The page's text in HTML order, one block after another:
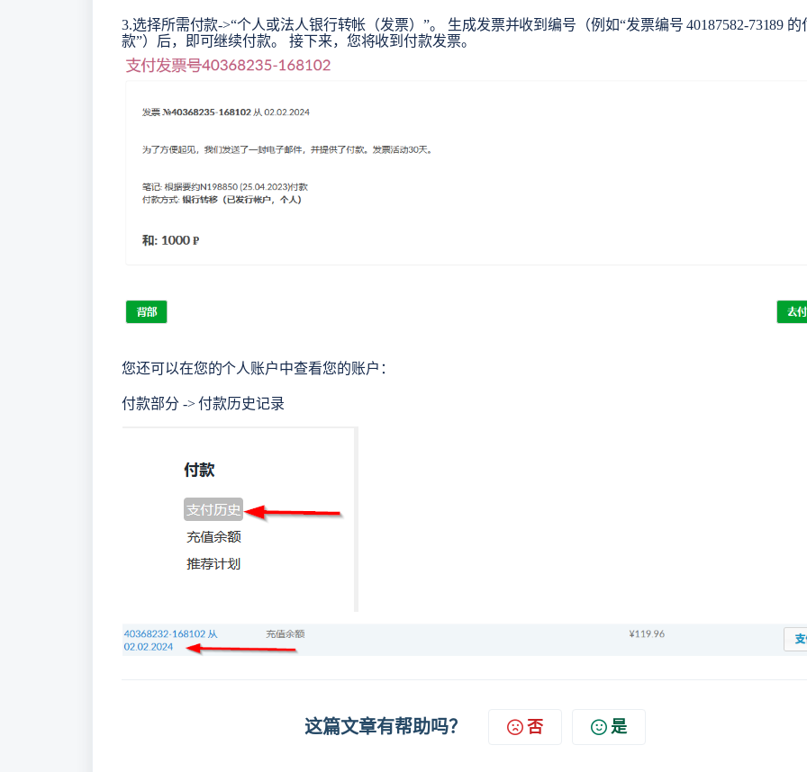
3.选择所需付款->“个人或法人银行转帐（发票）”。 生成发票并收到编号（例如“发票编号 40187582-73189 的
款”）后，即可继续付款。 接下来，您将收到付款发票。
您还可以在您的个人账户中查看您的账户：
付款部分 -> 付款历史记录
这篇文章有帮助吗？ 否 是